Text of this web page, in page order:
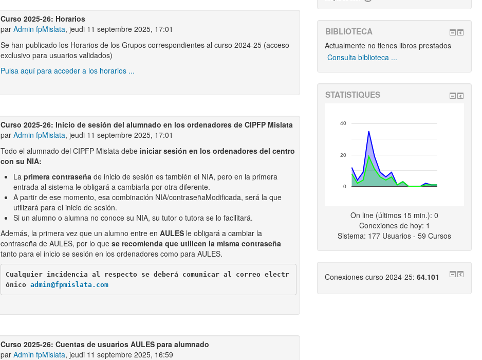
Curso 2025-26: Horarios
par Admin fpMislata, jeudi 11 septembre 2025, 17:01
Se han publicado los Horarios de los Grupos correspondientes al curso 2024-25 (acceso
exclusivo para usuarios validados)
Pulsa aquí para acceder a los horarios ...
Curso 2025-26: Inicio de sesión del alumnado en los ordenadores de CIPFP Mislata
par Admin fpMislata, jeudi 11 septembre 2025, 17:01
Todo el alumnado del CIPFP Mislata debe iniciar sesión en los ordenadores del centro
con su NIA:
La primera contraseñade inicio de sesión es también el NIA, pero en la primera
entrada al sistema le obligará a cambiarla por otra diferente.
A partir de ese momento, esa combinación NIA/contraseñaModificada, será la que
utilizará para el inicio de sesión.
Si un alumno o alumna no conoce su NIA, su tutor o tutora se lo facilitará.
Además, la primera vez que un alumno entre en AULESle obligará a cambiar la
contraseña de AULES, por lo que se recomienda que utilicen la misma contraseña
tanto para el inicio se sesión en los ordenadores como para AULES.
Cualquier incidencia al respecto se deberá comunicar al correo electr
ónico admin@fpmislata.com
Curso 2025-26: Cuentas de usuarios AULES para alumnado
par Admin fpMislata, jeudi 11 septembre 2025, 16:59
BIBLIOTECA
Actualmente no tienes libros prestados
Consulta biblioteca ...
STATISTIQUES
0
20
40
On line (últimos 15 min.): 0
Conexiones de hoy: 1
Sistema: 177 Usuarios - 59 Cursos
Conexiones curso 2024-25:64.101